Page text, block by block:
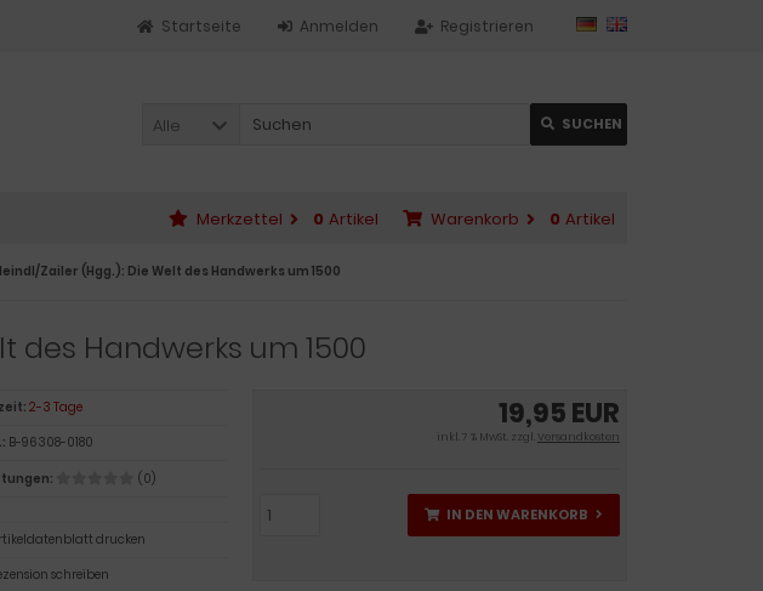
Registrieren
Anmelden
Startseite
Alle SUCHEN
Warenkorb 0 Artikel
Merkzettel 0 Artikel
Zailer (Hgg.): Die Welt des Handwerks um 1500
des Handwerks um 1500
19,95 EUR
inkl. 7 % MwSt. zzgl.Versandkosten
IN DEN WARENKORB
2-3 Tage
B-96308-0180
(0)
drucken
schreiben